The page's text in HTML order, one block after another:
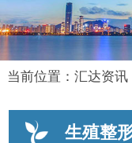
当前位置： 汇达资讯
生殖整